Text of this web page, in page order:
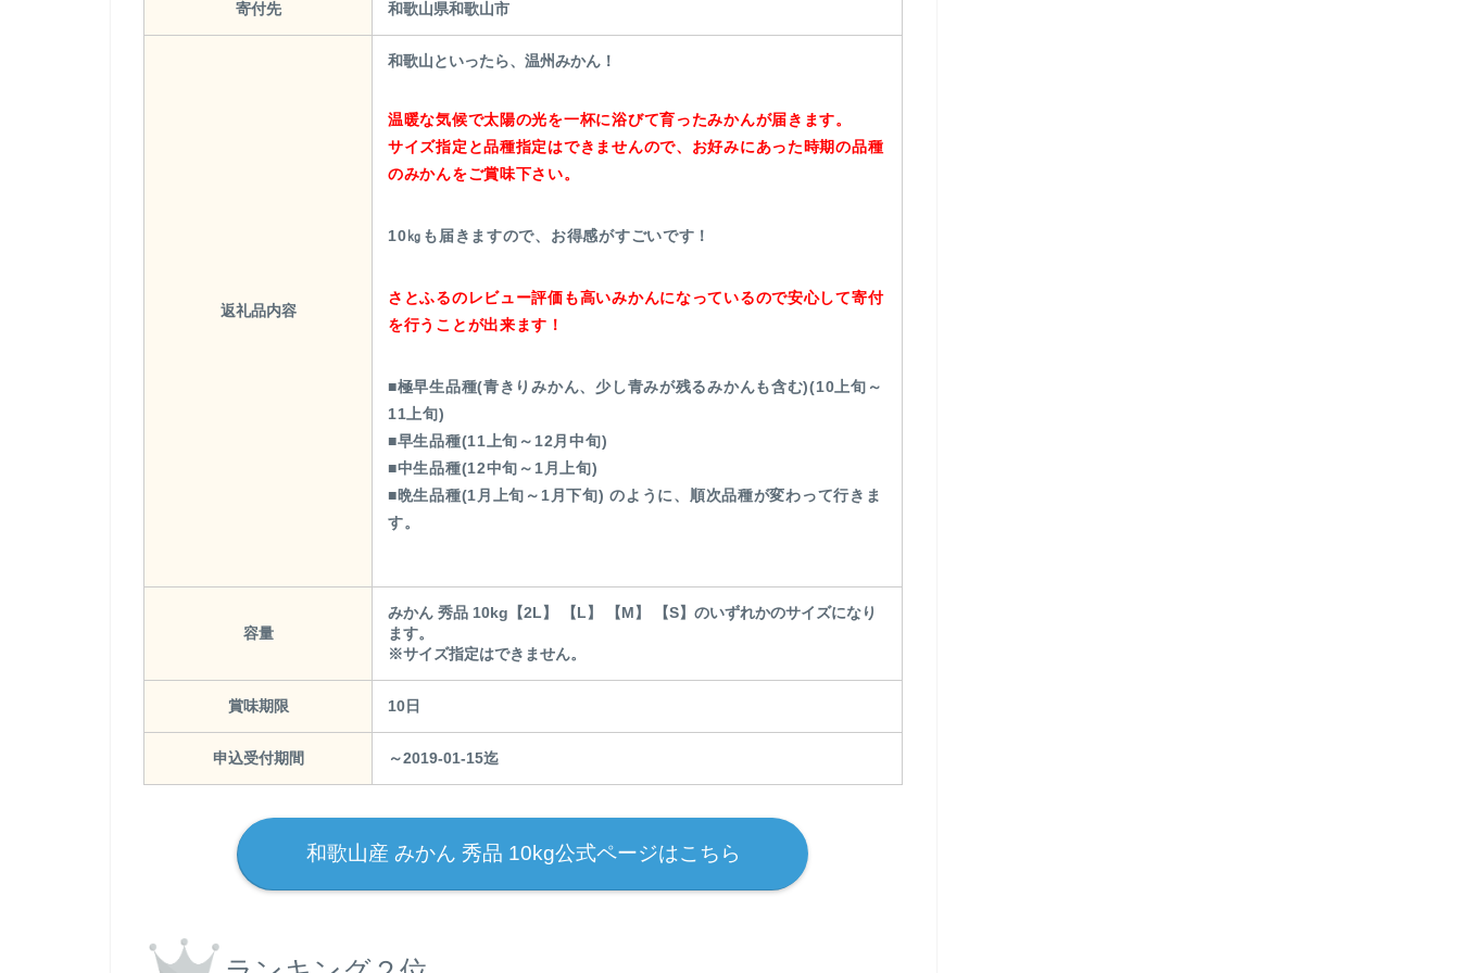
寄付先 和歌山県和歌山市
返礼品内容
和歌山といったら、温州みかん！
温暖な気候で太陽の光を一杯に浴びて育ったみかんが届きます。
サイズ指定と品種指定はできませんので、お好みにあった時期の品種
のみかんをご賞味下さい。
10㎏も届きますので、お得感がすごいです！
さとふるのレビュー評価も高いみかんになっているので安心して寄付
を行うことが出来ます！
■極早生品種(青きりみかん、少し青みが残るみかんも含む)(10上旬～
11上旬)
■早生品種(11上旬～12月中旬)
■中生品種(12中旬～1月上旬)
■晩生品種(1月上旬～1月下旬) のように、順次品種が変わって行きま
す。
容量
みかん 秀品 10kg【2L】 【L】 【M】 【S】のいずれかのサイズになり
ます。
※サイズ指定はできません。
賞味期限 10日
申込受付期間 ～2019-01-15迄
和歌山産 みかん 秀品 10kg公式ページはこちら